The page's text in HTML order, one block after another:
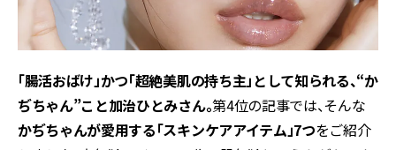
「腸活おばけ」かつ「超絶美肌の持ち主」として知られる、“か
ぢちゃん”こと加治ひとみさん。第4位の記事では、そんな
かぢちゃんが愛用する「スキンケアアイテム」7つをご紹介